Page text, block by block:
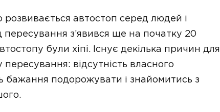
розвивається автостоп серед людей і
пересування з’явився ще на початку 20
були хіпі. Існує декілька причин для
відсутність власного
бажання подорожувати і знайомитись з